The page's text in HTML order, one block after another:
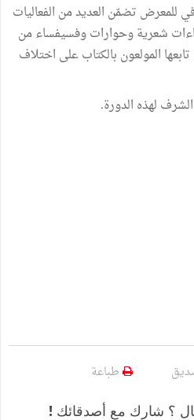
للمعرض تضمّن العديد من الفعاليات
شعرية وحوارات وفسيفساء من
المولعون بالكتاب على اختلاف
لهذه الدورة.
طباعة
؟ شارك مع أصدقائك !